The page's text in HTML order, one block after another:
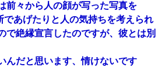
前々から人の顔が写った写真を
あげたりと人の気持ちを考えられ
で絶縁宣言したのですが、彼とは別
んだと思います、情けないです